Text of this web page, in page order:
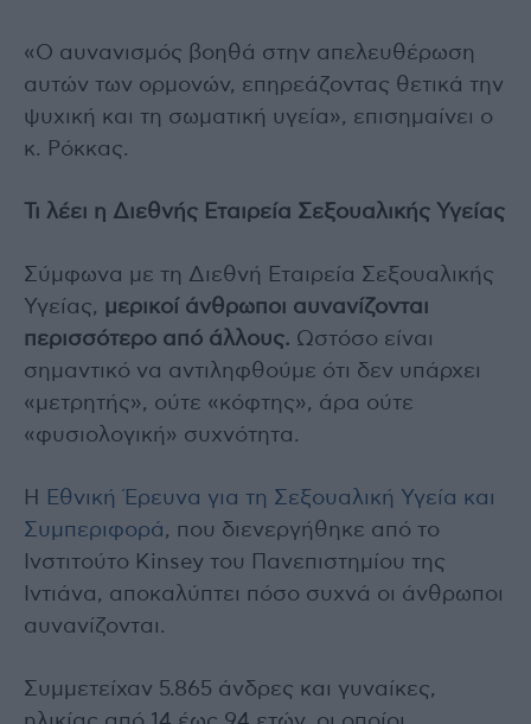
«Ο αυνανισμός βοηθά στην απελευθέρωση
αυτών των ορμονών, επηρεάζοντας θετικά την
ψυχική και τη σωματική υγεία», επισημαίνει ο
κ. Ρόκκας.
Τι λέει η Διεθνής Εταιρεία Σεξουαλικής Υγείας
Σύμφωνα με τη Διεθνή Εταιρεία Σεξουαλικής
Υγείας, μερικοί άνθρωποι αυνανίζονται
περισσότερο από άλλους. Ωστόσο είναι
σημαντικό να αντιληφθούμε ότι δεν υπάρχει
«μετρητής», ούτε «κόφτης», άρα ούτε
«φυσιολογική» συχνότητα.
Η
Εθνική Έρευνα για τη Σεξουαλική Υγεία και
Συμπεριφορά, που διενεργήθηκε από το
Ινστιτούτο Kinsey του Πανεπιστημίου της
Ιντιάνα, αποκαλύπτει πόσο συχνά οι άνθρωποι
αυνανίζονται.
Συμμετείχαν 5.865 άνδρες και γυναίκες,